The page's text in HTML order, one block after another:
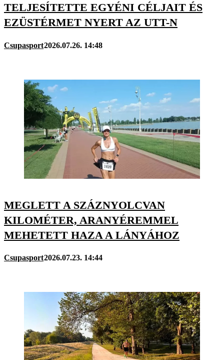
TELJESÍTETTE EGYÉNI CÉLJAIT ÉS
EZÜSTÉRMET NYERT AZ UTT-N
Csupasport2026.07.26. 14:48
MEGLETT A SZÁZNYOLCVAN
KILOMÉTER, ARANYÉREMMEL
MEHETETT HAZA A LÁNYÁHOZ
Csupasport2026.07.23. 14:44